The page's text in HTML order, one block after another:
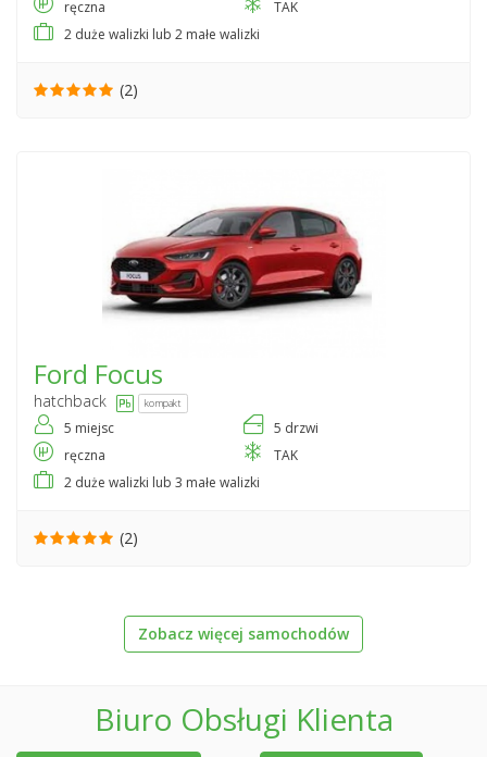
ręczna
TAK
2 duże walizki lub 2 małe walizki
(2)
Ford Focus
hatchback kompakt
5 miejsc
5 drzwi
ręczna
TAK
2 duże walizki lub 3 małe walizki
(2)
Zobacz więcej samochodów
Biuro Obsługi Klienta